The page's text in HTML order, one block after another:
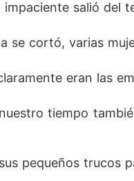
impaciente salió del
se cortó, varias
eran las
tiempo
pequeños trucos